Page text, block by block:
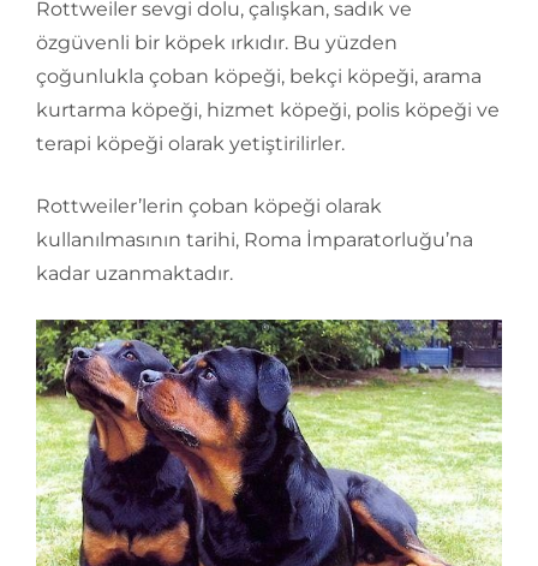
Rottweiler sevgi dolu, çalışkan, sadık ve
özgüvenli bir köpek ırkıdır. Bu yüzden
çoğunlukla çoban köpeği, bekçi köpeği, arama
kurtarma köpeği, hizmet köpeği, polis köpeği ve
terapi köpeği olarak yetiştirilirler.
Rottweiler’lerin çoban köpeği olarak
kullanılmasının tarihi, Roma İmparatorluğu’na
kadar uzanmaktadır.